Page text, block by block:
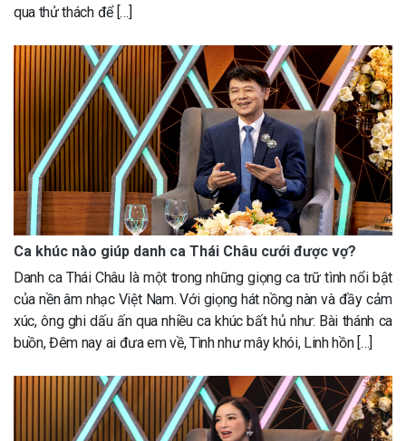
qua thử thách để […]
Ca khúc nào giúp danh ca Thái Châu cưới được vợ?
Danh ca Thái Châu là một trong những giọng ca trữ tình nổi bật
của nền âm nhạc Việt Nam. Với giọng hát nồng nàn và đầy cảm
xúc, ông ghi dấu ấn qua nhiều ca khúc bất hủ như: Bài thánh ca
buồn, Đêm nay ai đưa em về, Tình như mây khói, Linh hồn […]